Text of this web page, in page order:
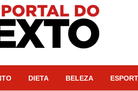
Textos
DIETA BELEZA